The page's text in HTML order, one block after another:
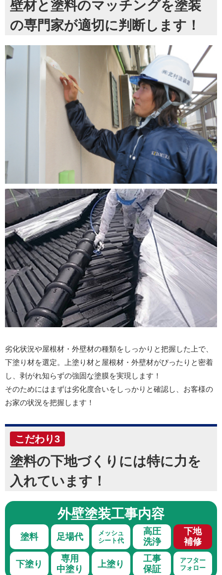
壁材と塗料のマッチングを塗装
の専門家が適切に判断します！
劣化状況や屋根材・外壁材の種類をしっかりと把握した上で、
下塗り材を選定。上塗り材と屋根材・外壁材がぴったりと密着
し、剥がれ知らずの強固な塗膜を実現します！
そのためにはまずは劣化度合いをしっかりと確認し、お客様の
お家の状況を把握します！
こだわり3
塗料の下地づくりには特に力を
入れています！
外壁塗装工事内容
塗料 足場代
メッシュ
シート代
高圧
洗浄
下地
補修
下塗り
専用
中塗り
上塗り
工事
保証
アフター
フォロー